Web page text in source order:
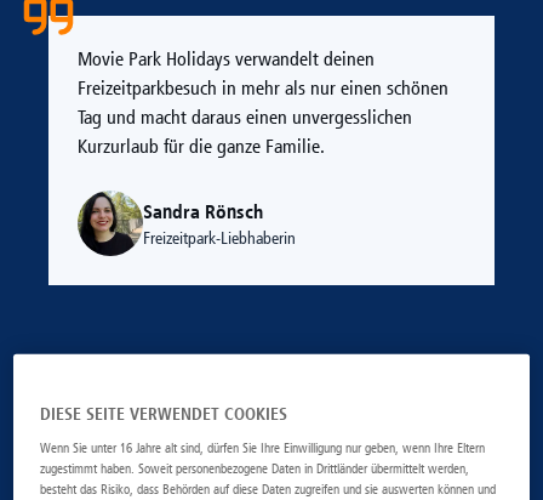
Movie Park Holidays verwandelt deinen
Freizeitparkbesuch in mehr als nur einen schönen
Tag und macht daraus einen unvergesslichen
Kurzurlaub für die ganze Familie.
Sandra Rönsch
Freizeitpark-Liebhaberin
DIESE SEITE VERWENDET COOKIES
Wenn Sie unter 16 Jahre alt sind, dürfen Sie Ihre Einwilligung nur geben, wenn Ihre Eltern
zugestimmt haben. Soweit personenbezogene Daten in Drittländer übermittelt werden,
besteht das Risiko, dass Behörden auf diese Daten zugreifen und sie auswerten können und